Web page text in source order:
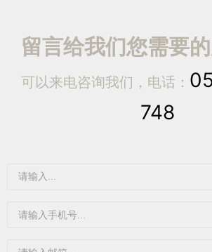
留言给我们您需要
可以来电咨询我们，电话：
748